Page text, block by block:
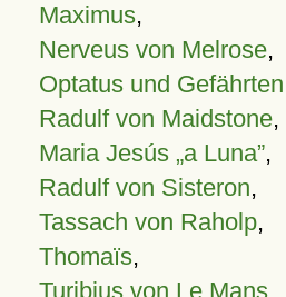
Maximus,
Nerveus von Melrose,
Optatus und Gefährten
Radulf von Maidstone,
Maria Jesús „a Luna”,
Radulf von Sisteron,
Tassach von Raholp,
Thomaïs,
Turibius von Le Mans,